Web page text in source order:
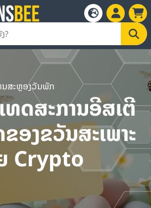
ສະຫຼອງວັນພັກ
ທດສະການອີສເຕີ
ອງຂວັນສະເພາະ
Crypto